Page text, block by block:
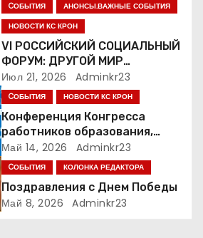
CОБЫТИЯ
АНОНСЫ.ВАЖНЫЕ СОБЫТИЯ
НОВОСТИ КС КРОН
VI РОССИЙСКИЙ СОЦИАЛЬНЫЙ
ФОРУМ: ДРУГОЙ МИР
ВОЗМОЖЕН!
Июл 21, 2026 Adminkr23
CОБЫТИЯ НОВОСТИ КС КРОН
Конференция Конгресса
работников образования,
науки, культуры по
направлению «Социальная
политика и культура» (КРОН
СПК)
Май 14, 2026 Adminkr23
CОБЫТИЯ КОЛОНКА РЕДАКТОРА
Поздравления с Днем Победы
Май 8, 2026 Adminkr23